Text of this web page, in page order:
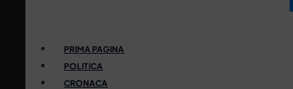
PRIMA PAGINA
POLITICA
CRONACA